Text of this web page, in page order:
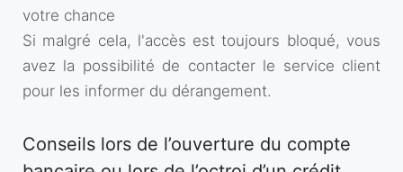
votre chance
Si malgré cela, l'accès est toujours bloqué, vous
avez la possibilité de contacter le service client
pour les informer du dérangement.
Conseils lors de l’ouverture du compte